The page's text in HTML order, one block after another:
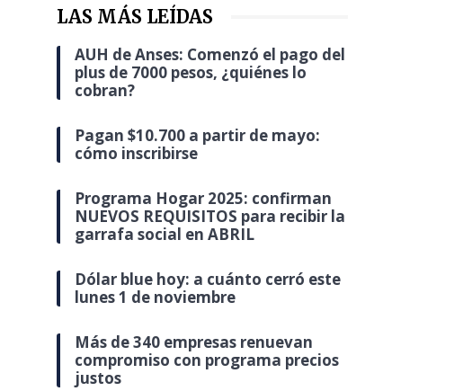
LAS MÁS LEÍDAS
AUH de Anses: Comenzó el pago del
plus de 7000 pesos, ¿quiénes lo
cobran?
Pagan $10.700 a partir de mayo:
cómo inscribirse
Programa Hogar 2025: confirman
NUEVOS REQUISITOS para recibir la
garrafa social en ABRIL
Dólar blue hoy: a cuánto cerró este
lunes 1 de noviembre
Más de 340 empresas renuevan
compromiso con programa precios
justos